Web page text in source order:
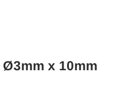
x 10mm